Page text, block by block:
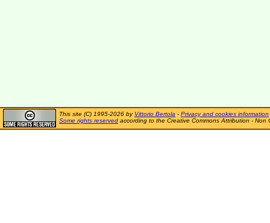
This site (C) 1995-2026 by Vittorio Bertola - Privacy and cookies information
Some rights reserved according to the Creative Commons Attribution - Non